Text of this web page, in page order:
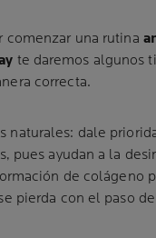
comenzar una rutina
te daremos algunos
correcta.
naturales: dale
pues ayudan a la
de colágeno
pierda con el paso